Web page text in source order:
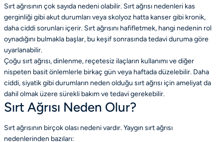
Sırt ağrısının çok sayıda nedeni olabilir. Sırt ağrısı nedenleri kas
gerginliği gibi akut durumları veya skolyoz hatta kanser gibi kronik,
daha ciddi sorunları içerir. Sırt ağrısını hafifletmek, hangi nedenin rol
oynadığını bulmakla başlar, bu keşif sonrasında tedavi duruma göre
uyarlanabilir.
Çoğu sırt ağrısı, dinlenme, reçetesiz ilaçların kullanımı ve diğer
nispeten basit önlemlerle birkaç gün veya haftada düzelebilir. Daha
ciddi, siyatik gibi durumların neden olduğu sırt ağrısı için ameliyat da
dahil olmak üzere sürekli bakım ve tedavi gerekebilir.
Sırt Ağrısı Neden Olur?
Sırt ağrısının birçok olası nedeni vardır. Yaygın sırt ağrısı
nedenlerinden bazıları: